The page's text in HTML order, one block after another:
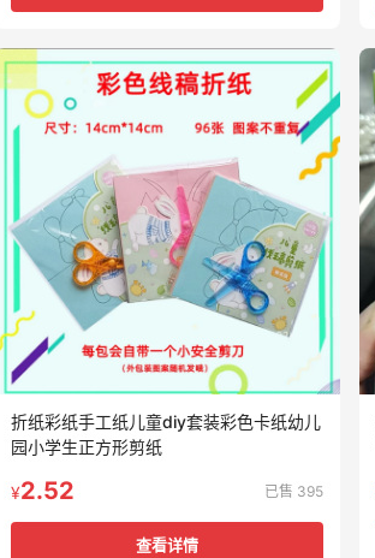
折纸彩纸手工纸儿童diy套装彩色卡纸幼儿
园小学生正方形剪纸
¥2.52 已售 395
查看详情